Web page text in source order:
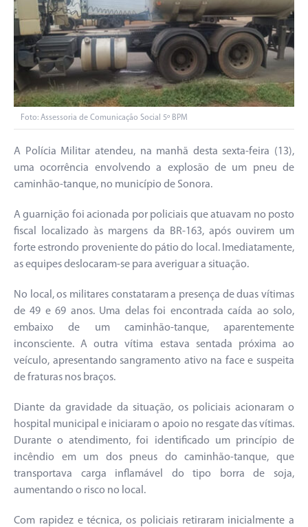
Foto: Assessoria de Comunicação Social 5º BPM
A Polícia Militar atendeu, na manhã desta sexta-feira (13),
uma ocorrência envolvendo a explosão de um pneu de
caminhão-tanque, no município de Sonora.
A guarnição foi acionada por policiais que atuavam no posto
fiscal localizado às margens da BR-163, após ouvirem um
forte estrondo proveniente do pátio do local. Imediatamente,
as equipes deslocaram-se para averiguar a situação.
No local, os militares constataram a presença de duas vítimas
de 49 e 69 anos. Uma delas foi encontrada caída ao solo,
embaixo de um caminhão-tanque, aparentemente
inconsciente. A outra vítima estava sentada próxima ao
veículo, apresentando sangramento ativo na face e suspeita
de fraturas nos braços.
Diante da gravidade da situação, os policiais acionaram o
hospital municipal e iniciaram o apoio no resgate das vítimas.
Durante o atendimento, foi identificado um princípio de
incêndio em um dos pneus do caminhão-tanque, que
transportava carga inflamável do tipo borra de soja,
aumentando o risco no local.
Com rapidez e técnica, os policiais retiraram inicialmente a